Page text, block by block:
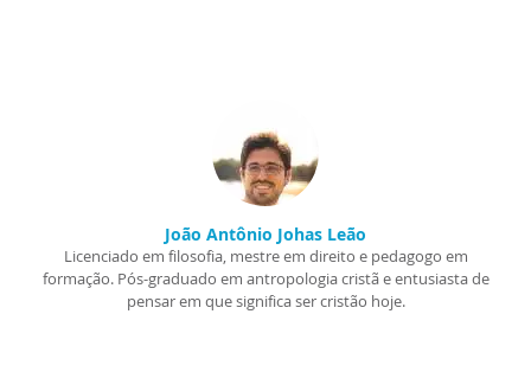
João Antônio Johas Leão
Licenciado em filosofia, mestre em direito e pedagogo em
formação. Pós-graduado em antropologia cristã e entusiasta de
pensar em que significa ser cristão hoje.